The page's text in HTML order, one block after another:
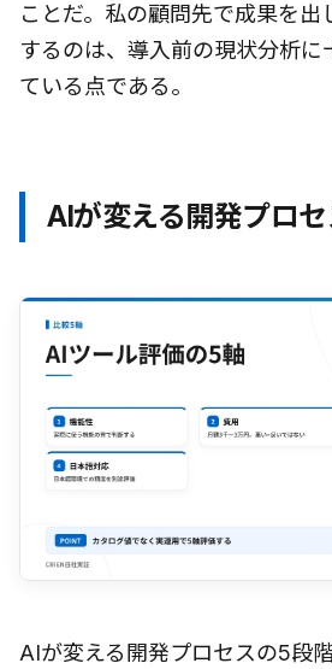
ことだ。私の顧問先で成果を出
するのは、導入前の現状分析に
ている点である。
AIが変える開発プロ
AIが変える開発プロセスの5段